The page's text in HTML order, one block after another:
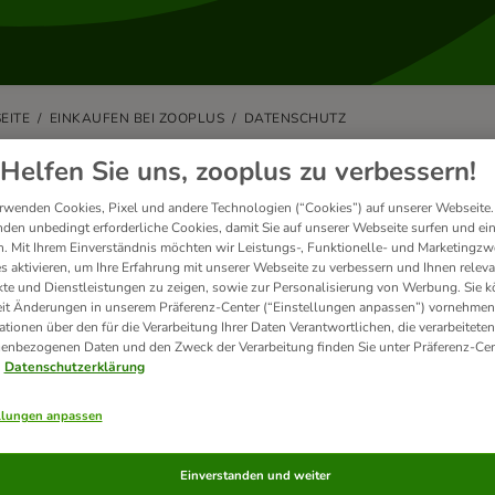
EINKAUFEN BEI ZOOPLUS DATENSCHUTZ
& Datensicherheit
Ihrer persönlichen Daten ist für uns sehr wichtig. Wir geben Ihre
Informationen zu den Daten, die wir im Zusammenhang mit der
Datenschutzerklärung.
haben keine Antwort auf Ihre
Helfen Sie uns, zooplus zu verbessern!
Cookies, Pixel und andere Technologien (“Cookies”) auf unserer
unbedingt erforderliche Cookies, damit Sie auf unserer Webseite surfen und
Mit Ihrem Einverständnis möchten wir Leistungs-, Funktionelle- und
aktivieren, um Ihre Erfahrung mit unserer Webseite zu verbessern und Ihnen
und Dienstleistungen zu zeigen, sowie zur Personalisierung von Werbung. Sie
Änderungen in unserem Präferenz-Center (“Einstellungen anpassen”)
über den für die Verarbeitung Ihrer Daten Verantwortlichen, die verarbeiteten
Daten und den Zweck der Verarbeitung finden Sie unter Präferenz-
Datenschutzerklärung
anpassen
Einverstanden und weiter